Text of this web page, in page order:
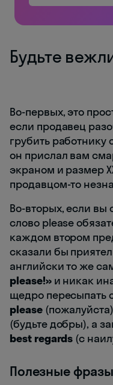
Будьте
Во-первых, это
если продавец
грубить
он прислал вам
экраном и размер
продавцом-то
Во-вторых, если вы
слово please
каждом втором
сказали бы
английски то же
please!»и никак
щедро пересыпать
please
(будьте добры), а
best regards (с
Полезные фразы